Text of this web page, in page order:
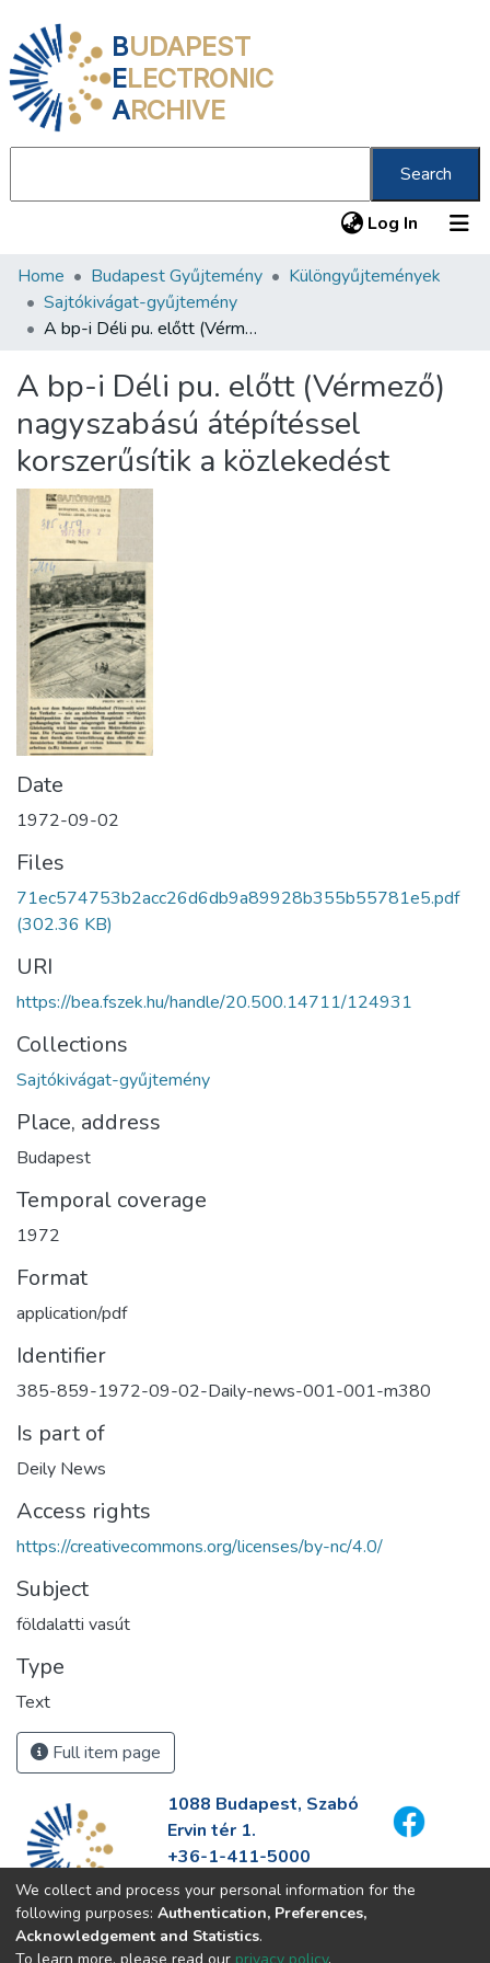
BUDAPEST
ELECTRONIC
ARCHIVE
Search
Log In (current)
Communities & Collections
All of DSpace
About us
Home Budapest Gyűjtemény
Különgyűjtemények
Sajtókivágat-gyűjtemény
A bp-i Déli pu. előtt (Vérmező) nagyszabású átépítéssel korszerűsítik a közlekedést
A bp-i Déli pu. előtt (Vérmező)
nagyszabású átépítéssel
korszerűsítik a közlekedést
Date
1972-09-02
Files
71ec574753b2acc26d6db9a89928b355b55781e5.pdf
(302.36 KB)
URI
https://bea.fszek.hu/handle/20.500.14711/124931
Collections
Sajtókivágat-gyűjtemény
Place, address
Budapest
Temporal coverage
1972
Format
application/pdf
Identifier
385-859-1972-09-02-Daily-news-001-001-m380
Is part of
Deily News
Access rights
https://creativecommons.org/licenses/by-nc/4.0/
Subject
földalatti vasút
Type
Text
Full item page
1088 Budapest, Szabó
Ervin tér 1.
+36-1-411-5000
info@fszek.hu
https://fszek.hu
We collect and process your personal information for the
following purposes: Authentication, Preferences,
Acknowledgement and Statistics.